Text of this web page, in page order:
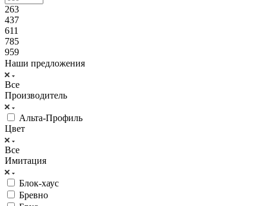
263
437
611
785
959
Наши предложения
Все
Производитель
Альта-Профиль
Цвет
Все
Имитация
Блок-хаус
Бревно